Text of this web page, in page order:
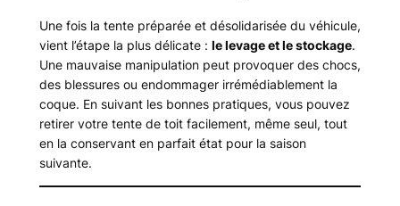
Une fois la tente préparée et désolidarisée du véhicule,
vient l’étape la plus délicate : le levage et le stockage.
Une mauvaise manipulation peut provoquer des chocs,
des blessures ou endommager irrémédiablement la
coque. En suivant les bonnes pratiques, vous pouvez
retirer votre tente de toit facilement, même seul, tout
en la conservant en parfait état pour la saison
suivante.